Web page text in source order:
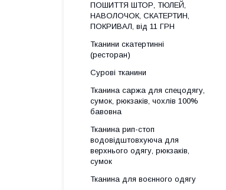
ПОШИТТЯ ШТОР, ТЮЛЕЙ,
НАВОЛОЧОК, СКАТЕРТИН,
ПОКРИВАЛ, від 11 ГРН
Тканини скатертинні
(ресторан)
Сурові тканини
Тканина саржа для спецодягу,
сумок, рюкзаків, чохлів 100%
бавовна
Тканина рип-стоп
водовідштовхуюча для
верхнього одягу, рюкзаків,
сумок
Тканина для воєнного одягу